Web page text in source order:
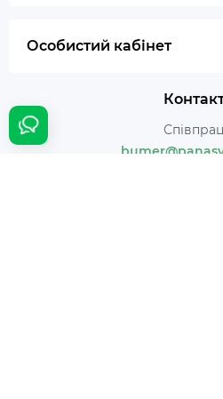
Особистий кабінет